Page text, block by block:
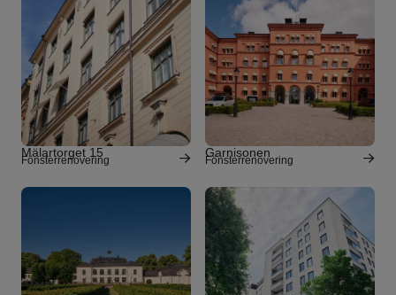
Mälartorget 15
Fönsterrenovering
Garnisonen
Fönsterrenovering